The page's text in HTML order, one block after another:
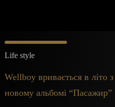
Life style
Wellboy вривається в літо
новому альбомі “Пасажир”